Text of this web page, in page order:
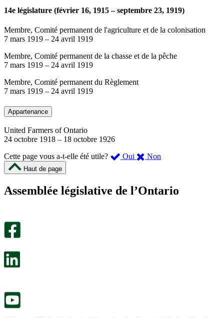
14e législature (février 16, 1915 – septembre 23, 1919)
Membre, Comité permanent de l'agriculture et de la colonisation
7 mars 1919 – 24 avril 1919
Membre, Comité permanent de la chasse et de la pêche
7 mars 1919 – 24 avril 1919
Membre, Comité permanent du Règlement
7 mars 1919 – 24 avril 1919
Appartenance
United Farmers of Ontario
24 octobre 1918 – 18 octobre 1926
Cette page vous a-t-elle été utile?
Oui ,
été
Non
m’a
Haut de page
Assemblée législative de l’Ontario